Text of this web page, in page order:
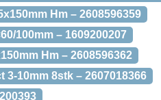
Hm – 2608596359
100mm – 1609200207
Hm – 2608596362
10mm 8stk – 2607018366